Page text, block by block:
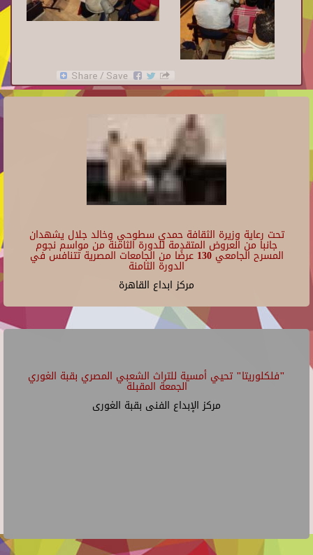
تحت رعاية وزيرة الثقافة حمدي سطوحي وخالد جلال يشهدان
جانبا من العروض المتقدمة للدورة الثامنة من مواسم نجوم
المسرح الجامعي 130 عرضًا من الجامعات المصرية تتنافس في
الدورة الثامنة
مركز ابداع القاهرة
"فلكلوريتا" تحيي أمسية للتراث الشعبي المصري بقبة الغوري
الجمعة المقبلة
مركز الإبداع الفنى بقبة الغورى